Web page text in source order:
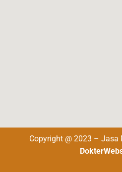
Copyright @ 2023 – Jasa